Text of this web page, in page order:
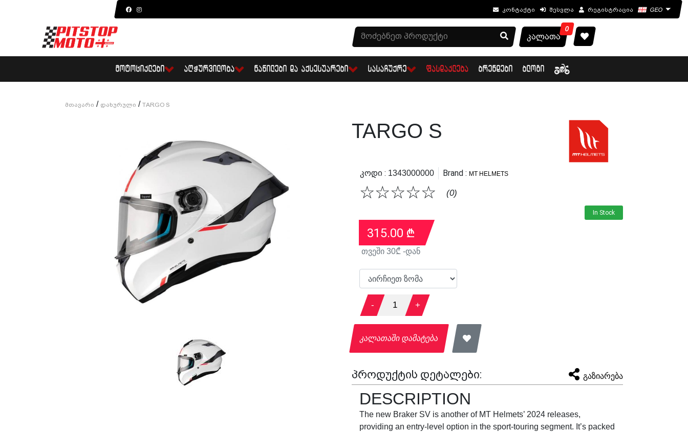
კონტაქტი შესვლა რეგისტრაცია GEO
0
კალათა
ᲛᲝᲢᲝᲪᲘᲙᲚᲔᲑᲘ ᲐᲦᲭᲣᲠᲕᲘᲚᲝᲑᲐ ᲜᲐᲬᲘᲚᲔᲑᲘ ᲓᲐ ᲐᲥᲡᲔᲡᲣᲐᲠᲔᲑᲘ ᲡᲐᲡᲐᲩᲣᲥᲠᲔ ᲤᲐᲡᲓᲐᲙᲚᲔᲑᲐ ᲑᲠᲔᲜᲓᲔᲑᲘ ᲑᲚᲝᲒᲘ
Მთავარი / Დახურული / TARGO S
TARGO S
Კოდი : 1343000000 Brand : MT HELMETS
☆
☆
☆
☆
☆ (0)
In Stock
315.00 ₾
თვეში 30₾ -დან
- 1 +
კალათაში დამატება
პროდუქტის დეტალები: გაზიარება
DESCRIPTION
The new Braker SV is another of MT Helmets’ 2024 releases,
providing an entry-level option in the sport-touring segment. It’s packed